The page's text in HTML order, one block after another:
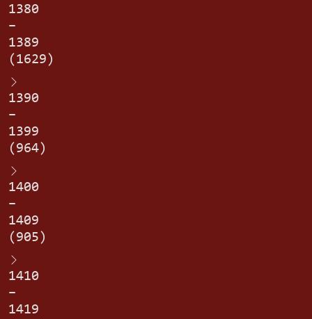
1380
–
1389
(1629)
1390
–
1399
(964)
1400
–
1409
(905)
1410
–
1419